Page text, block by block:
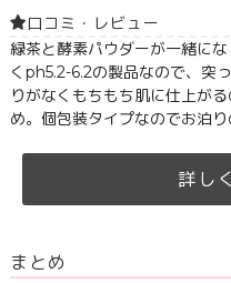
口コミ・レビュー
緑茶と酵素パウダーが一緒に
くph5.2-6.2の製品なので、突
りがなくもちもち肌に仕上が
め。個包装タイプなのでお泊り
詳しく
まとめ